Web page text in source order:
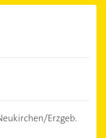
Erzgeb.